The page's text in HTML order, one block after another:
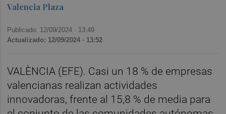
Valencia Plaza
Publicado: 12/09/2024 · 13:49
Actualizado: 12/09/2024 · 13:52
VALÈNCIA (EFE). Casi un 18 % de empresas
valencianas realizan actividades
innovadoras, frente al 15,8 % de media para